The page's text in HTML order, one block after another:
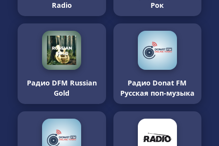
Radio
Рок
Радио DFM Russian
Gold
Радио Donat FM
Русская поп-музыка